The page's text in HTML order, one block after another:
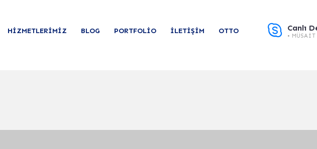
HIZMETLERIMIZ BLOG PORTFOLIO İLETIŞIM OTTO Canlı
• MÜSAIT